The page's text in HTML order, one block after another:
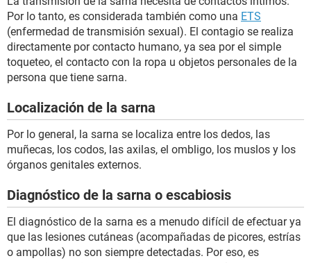
Por lo tanto, es considerada también como una ETS
(enfermedad de transmisión sexual). El contagio se realiza
directamente por contacto humano, ya sea por el simple
toqueteo, el contacto con la ropa u objetos personales de la
persona que tiene sarna.
Localización de la sarna
Por lo general, la sarna se localiza entre los dedos, las
muñecas, los codos, las axilas, el ombligo, los muslos y los
órganos genitales externos.
Diagnóstico de la sarna o escabiosis
El diagnóstico de la sarna es a menudo difícil de efectuar ya
que las lesiones cutáneas (acompañadas de picores, estrías
o ampollas) no son siempre detectadas. Por eso, es